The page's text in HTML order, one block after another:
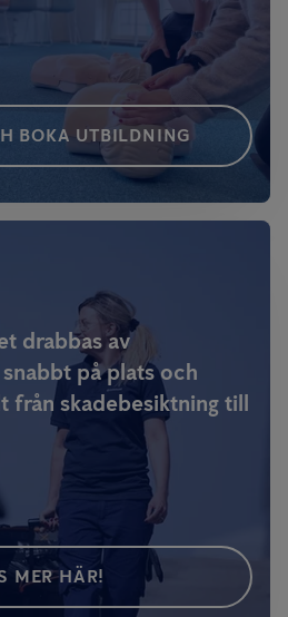
BOKA UTBILDNING
drabbas av
på plats och
från skadebesiktning till
MER HÄR!